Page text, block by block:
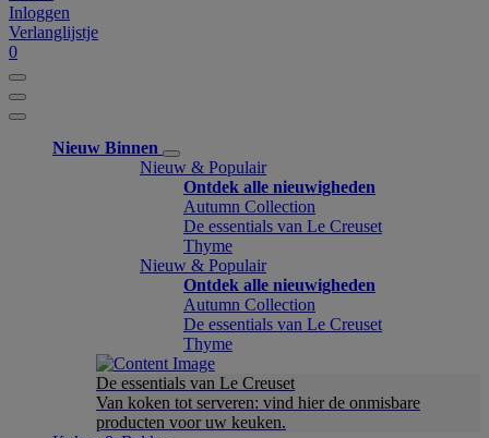
Inloggen
Verlanglijstje
0
Nieuw Binnen
Nieuw & Populair
Ontdek alle nieuwigheden
Autumn Collection
De essentials van Le Creuset
Thyme
Nieuw & Populair
Ontdek alle nieuwigheden
Autumn Collection
De essentials van Le Creuset
Thyme
De essentials van Le Creuset
Van koken tot serveren: vind hier de onmisbare
producten voor uw keuken.